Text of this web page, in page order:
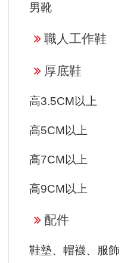
男靴
職人工作鞋
厚底鞋
高3.5CM以上
高5CM以上
高7CM以上
高9CM以上
配件
鞋墊、帽襪、服飾